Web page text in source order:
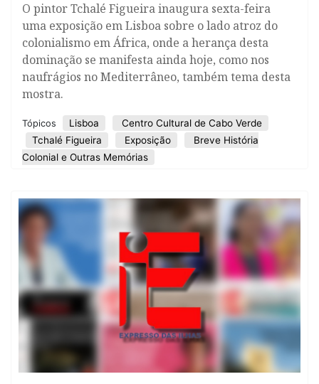
O pintor Tchalé Figueira inaugura sexta-feira
uma exposição em Lisboa sobre o lado atroz do
colonialismo em África, onde a herança desta
dominação se manifesta ainda hoje, como nos
naufrágios no Mediterrâneo, também tema desta
mostra.
Tópicos Lisboa
Centro Cultural de Cabo Verde
Tchalé Figueira
Exposição
Breve História
Colonial e Outras Memórias